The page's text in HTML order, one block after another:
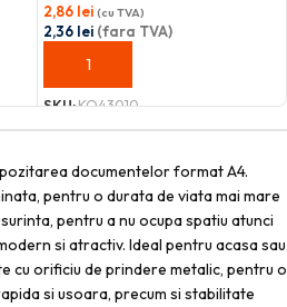
2,86 lei (cu TVA)
2,36 lei (fara TVA)
ADAUGĂ ÎN COȘ
SKU:KO43010
documentelor format A4.
pentru o durata de viata mai mare
pentru a nu ocupa spatiu atunci
si atractiv. Ideal pentru acasa sau
cu orificiu de prindere metalic, pentru o
si usoara, precum si stabilitate